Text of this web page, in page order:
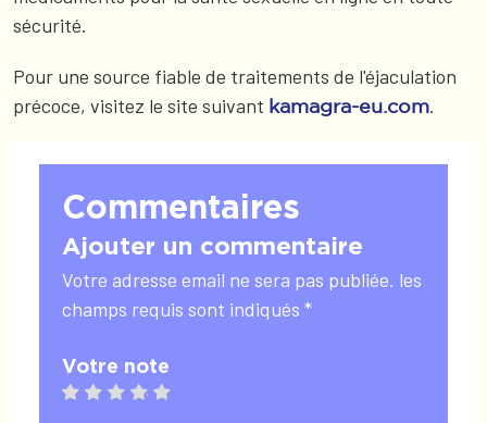
sécurité.
Pour une source fiable de traitements de l'éjaculation
précoce, visitez le site suivant kamagra-eu.com.
Commentaires
Ajouter un commentaire
Votre adresse email ne sera pas publiée. les
champs requis sont indiqués *
Votre note
5 stars
4 stars
3 stars
2 stars
1 star